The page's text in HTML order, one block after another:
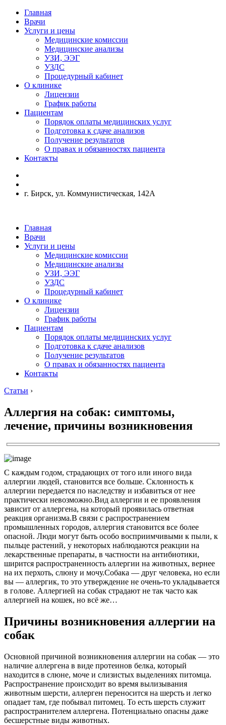
Главная
Врачи
Услуги и цены
Медицинские комиссии
Медицинские анализы
УЗИ, ЭЭГ
УЗДС
Процедурный кабинет
О клинике
Лицензии
График работы
Пациентам
Порядок оплаты медицинских услуг
Подготовка к сдаче анализов
Получение результатов
О правах и обязанностях пациента
Контакты
г. Бирск, ул. Коммунистическая, 142А
Главная
Врачи
Услуги и цены
Медицинские комиссии
Медицинские анализы
УЗИ, ЭЭГ
УЗДС
Процедурный кабинет
О клинике
Лицензии
График работы
Пациентам
Порядок оплаты медицинских услуг
Подготовка к сдаче анализов
Получение результатов
О правах и обязанностях пациента
Контакты
Статьи ›
Аллергия на собак: симптомы,
лечение, причины возникновения
С каждым годом, страдающих от того или иного вида
аллергии людей, становится все больше. Склонность к
аллергии передается по наследству и избавиться от нее
практически невозможно.Вид аллергии и ее проявления
зависит от аллергена, на который проявилась ответная
реакция организма.В связи с распространением
промышленных городов, аллергия становится все более
опасной. Люди могут быть особо восприимчивыми к пыли, к
пыльце растений, у некоторых наблюдаются реакции на
лекарственные препараты, в частности на антибиотики,
ширится распространенность аллергии на животных, вернее
на их перхоть, слюну и мочу.Собака — друг человека, но если
вы — аллергик, то это утверждение не очень-то укладывается
в голове. Аллергией на собак страдают не так часто как
аллергией на кошек, но всё же…
Причины возникновения аллергии на
собак
Основной причиной возникновения аллергии на собак — это
наличие аллергена в виде протеинов белка, который
находится в слюне, моче и слизистых выделениях питомца.
Распространение происходит во время вылизывания
животным шерсти, аллерген переносится на шерсть и легко
опадает там, где побывал питомец. То есть шерсть служит
распространителем аллергена. Потенциально опасны даже
бесшерстные виды животных.